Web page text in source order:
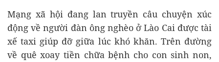
Mạng xã hội đang lan truyền câu chuyện xúc
động về người đàn ông nghèo ở Lào Cai được tài
xế taxi giúp đỡ giữa lúc khó khăn. Trên đường
về quê xoay tiền chữa bệnh cho con sinh non,